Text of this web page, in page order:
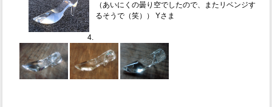
（あいにくの曇り空でしたので、またリベンジす
るそうで（笑）） Yさま